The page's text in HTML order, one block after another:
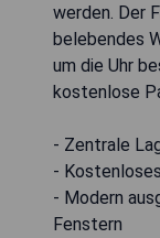
werden. Der
belebendes
um die Uhr
kostenlose
- Zentrale
-
- Modern
Fenstern